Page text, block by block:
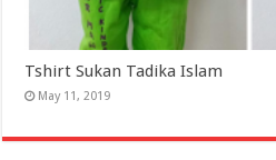
Tshirt Sukan Tadika Islam
May 11, 2019